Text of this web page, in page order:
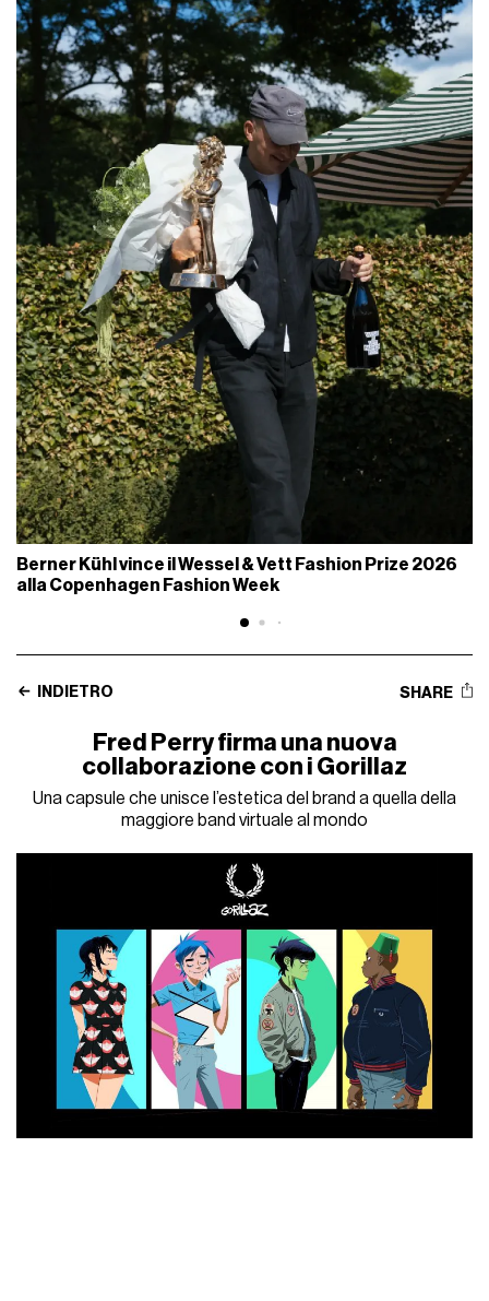
Berner Kühl vince il Wessel & Vett Fashion Prize 2026
alla Copenhagen Fashion Week
INDIETRO SHARE
Fred Perry firma una nuova
collaborazione con i Gorillaz
Una capsule che unisce l’estetica del brand a quella della
maggiore band virtuale al mondo